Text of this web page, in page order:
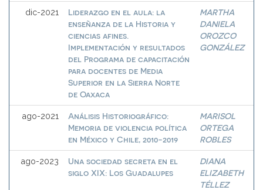
dic-2021
Liderazgo en el aula: la
enseñanza de la Historia y
ciencias afines.
Implementación y resultados
del Programa de capacitación
para docentes de Media
Superior en la Sierra Norte
de Oaxaca
MARTHA
DANIELA
OROZCO
GONZÁLEZ
ago-2021
Análisis Historiográfico:
Memoria de violencia política
en México y Chile, 2010-2019
MARISOL
ORTEGA
ROBLES
ago-2023
Una sociedad secreta en el
siglo XIX: Los Guadalupes
DIANA
ELIZABETH
TÉLLEZ